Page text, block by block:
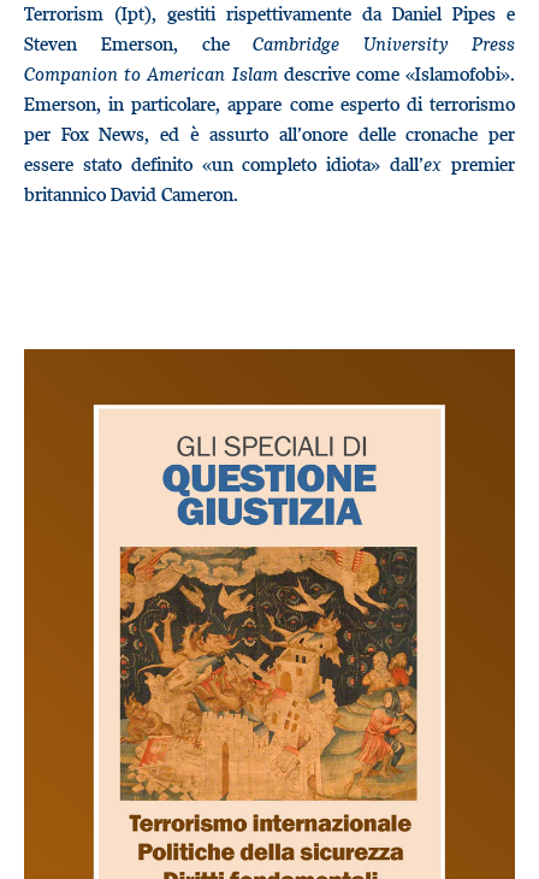
Terrorism (Ipt), gestiti rispettivamente da Daniel Pipes e
Steven Emerson, cheCambridge University Press
Companion to American Islamdescrive come «Islamofobi».
Emerson, in particolare, appare come esperto di terrorismo
per Fox News, ed è assurto all’onore delle cronache per
essere stato definito «un completo idiota» dall’ex premier
britannico David Cameron.